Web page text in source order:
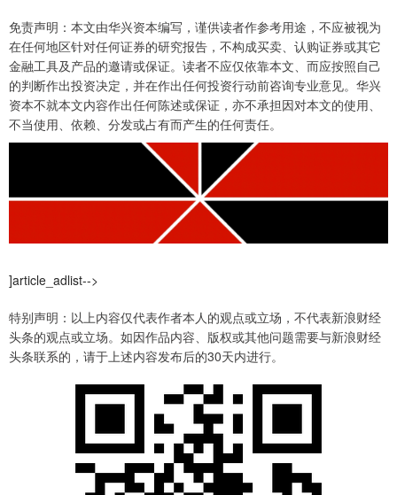
免责声明：本文由华兴资本编写，谨供读者作参考用途，不应被视为
在任何地区针对任何证券的研究报告，不构成买卖、认购证券或其它
金融工具及产品的邀请或保证。读者不应仅依靠本文、而应按照自己
的判断作出投资决定，并在作出任何投资行动前咨询专业意见。华兴
资本不就本文内容作出任何陈述或保证，亦不承担因对本文的使用、
不当使用、依赖、分发或占有而产生的任何责任。
]article_adlist-->
特别声明：以上内容仅代表作者本人的观点或立场，不代表新浪财经
头条的观点或立场。如因作品内容、版权或其他问题需要与新浪财经
头条联系的，请于上述内容发布后的30天内进行。